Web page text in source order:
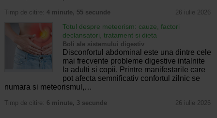
Timp de citire: 4 minute, 55 secunde 26 iulie 2026
Totul despre meteorism: cauze, factori
declansatori, tratament si dieta
Boli ale sistemului digestiv
Disconfortul abdominal este una dintre cele
mai frecvente probleme digestive intalnite
la adulti si copii. Printre manifestarile care
pot afecta semnificativ confortul zilnic se
numara si meteorismul,…
Timp de citire: 6 minute, 3 secunde 26 iulie 2026